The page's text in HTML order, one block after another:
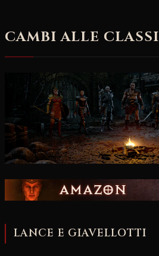
CAMBI ALLE CLASSI
LANCE E GIAVELLOTTI